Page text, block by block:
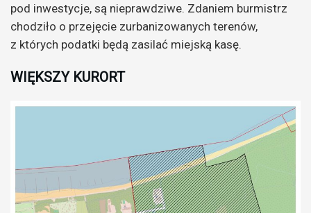
pod inwestycje, są nieprawdziwe. Zdaniem burmistrz
chodziło o przejęcie zurbanizowanych terenów,
z których podatki będą zasilać miejską kasę.
WIĘKSZY KURORT